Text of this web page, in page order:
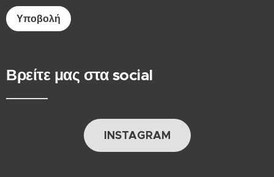
Υποβολή
Βρείτε μας στα social
INSTAGRAM